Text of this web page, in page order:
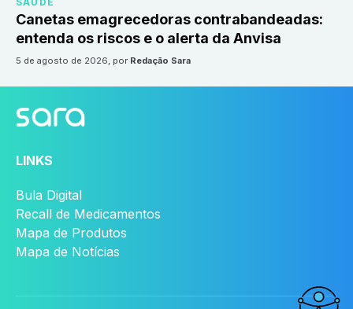
Canetas emagrecedoras contrabandeadas:
entenda os riscos e o alerta da Anvisa
5 de agosto de 2026, por Redação Sara
LINKS
Bula Digital
Recall de Medicamentos
Mapa de Produtos
Mapa de Notícias